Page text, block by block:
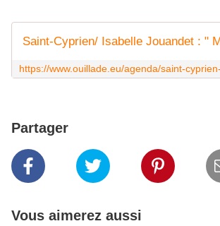
Partager
Vous aimerez aussi